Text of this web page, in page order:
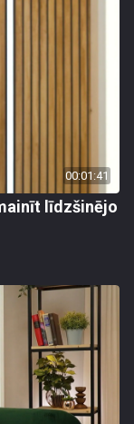
00:01:41
līdzšinējo